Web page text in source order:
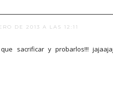
DE 2013 A LAS 12:11
sacrificar y probarlos!!!